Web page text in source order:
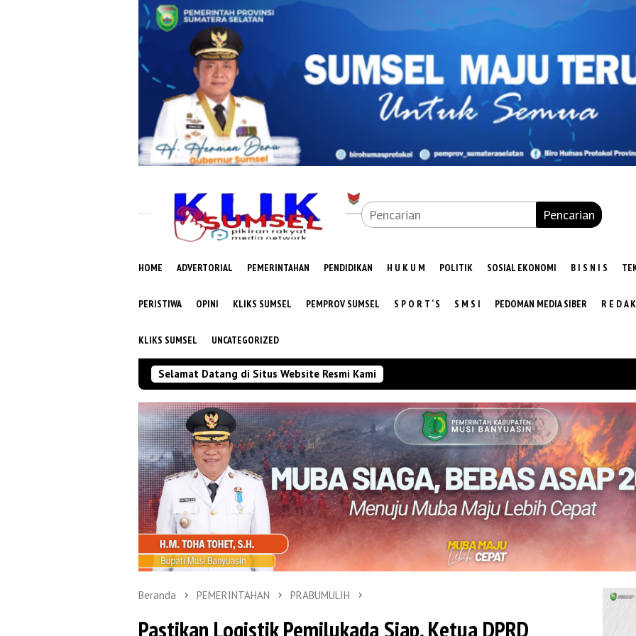
Pencarian
HOME ADVERTORIAL PEMERINTAHAN PENDIDIKAN H U K U M POLITIK SOSIAL EKONOMI B I S N I S
PERISTIWA OPINI KLIKS SUMSEL PEMPROV SUMSEL S P O R T ‘ S S M S I PEDOMAN MEDIA SIBER R E D A
KLIKS SUMSEL UNCATEGORIZED
Selamat Datang di Situs Website Resmi Kami
Beranda PEMERINTAHAN PRABUMULIH
Pastikan Logistik Pemilukada Siap, Ketua DPRD